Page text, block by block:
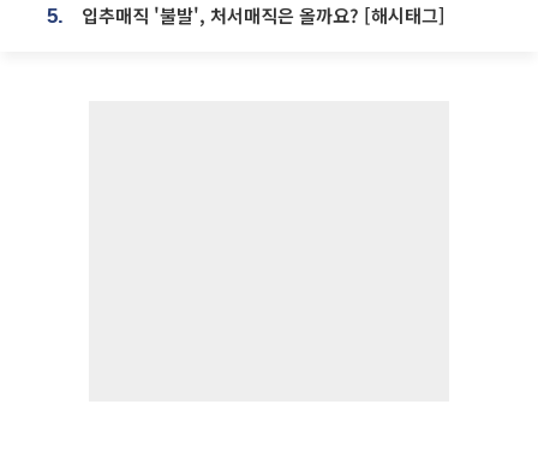
5. 입추매직 '불발', 처서매직은 올까요? [해시태그]